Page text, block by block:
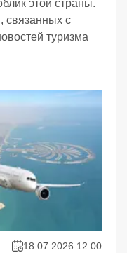
этой страны.
связанных с
туризма
18.07.2026 12:00